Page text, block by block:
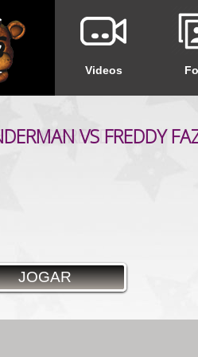
Videos
VS FREDDY
JOGAR
FREDDY
JOGAR